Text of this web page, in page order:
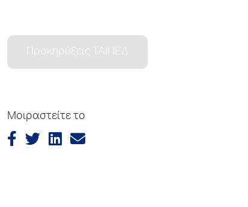
Προκηρύξεις ΤΑΙΠΕΔ
Μοιραστείτε το